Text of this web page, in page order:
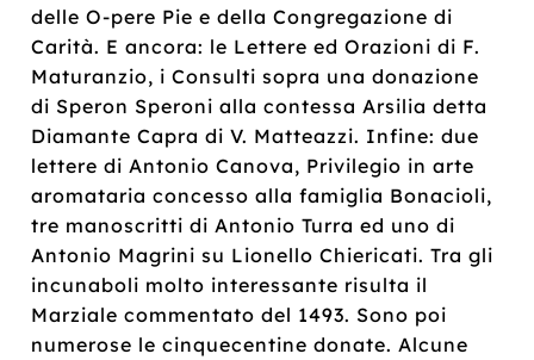
delle O-pere Pie e della Congregazione di
Carità. E ancora: le Lettere ed Orazioni di F.
Maturanzio, i Consulti sopra una donazione
di Speron Speroni alla contessa Arsilia detta
Diamante Capra di V. Matteazzi. Infine: due
lettere di Antonio Canova, Privilegio in arte
aromataria concesso alla famiglia Bonacioli,
tre manoscritti di Antonio Turra ed uno di
Antonio Magrini su Lionello Chiericati. Tra gli
incunaboli molto interessante risulta il
Marziale commentato del 1493. Sono poi
numerose le cinquecentine donate. Alcune